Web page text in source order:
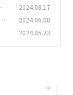
2024.08.17
2024.06.08
2024.05.23